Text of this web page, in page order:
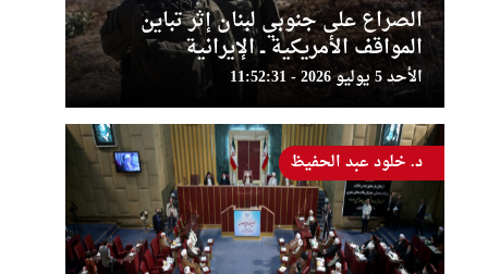
الصراع على جنوبي لبنان إثر تباين
المواقف الأمريكية ــ الإيرانية
الأحد 5 يوليو 2026 - 11:52:31
د. خلود عبد الحفيظ